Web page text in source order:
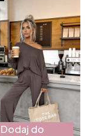
Dodaj do